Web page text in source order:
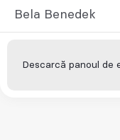
Bela Benedek
Descarcă panoul de